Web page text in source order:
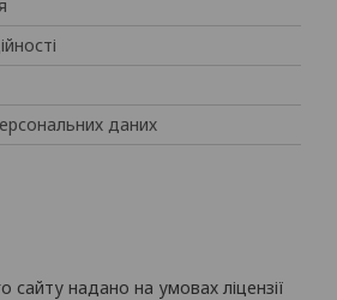
даних
сайту надано на умовах ліцензії